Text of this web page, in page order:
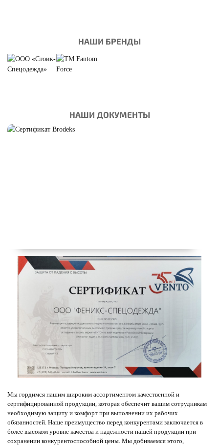
НАШИ БРЕНДЫ
НАШИ ДОКУМЕНТЫ
Мы гордимся нашим широким ассортиментом качественной и
сертифицированной продукции, которая обеспечит вашим сотрудникам
необходимую защиту и комфорт при выполнении их рабочих
обязанностей. Наше преимущество перед конкурентами заключается в
более высоком уровне качества и надежности нашей продукции при
сохранении конкурентоспособной цены. Мы добиваемся этого,